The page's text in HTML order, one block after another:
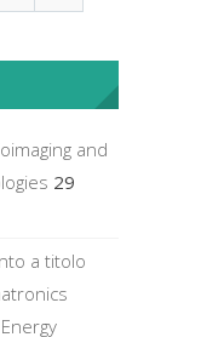
and
29
a titolo